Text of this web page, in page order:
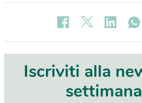
Iscriviti alla